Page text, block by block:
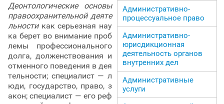
Деонтологические основы
правоохранительной деяте
льностикак серьезная нау
ка берет во внимание проб
лемы профессионального
долга, долженствования и
отменного поведения в дея
тельности; специалист — л
юди, государство, право, з
акон; специалист — его реф
Административно-
процессуальное право
Административно-
юрисдикционная
деятельность органов
внутренних дел
Административные
услуги